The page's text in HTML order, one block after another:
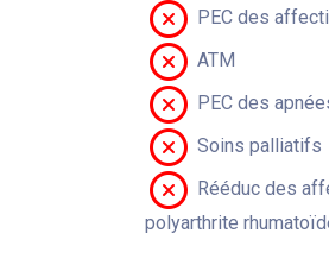
PEC des
ATM
PEC des
Soins palliatifs
Rééduc des
polyarthrite